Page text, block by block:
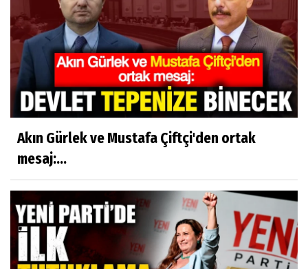
Akın Gürlek ve Mustafa Çiftçi'den ortak
mesaj:...